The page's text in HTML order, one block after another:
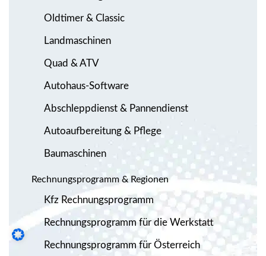
Oldtimer & Classic
Landmaschinen
Quad & ATV
Autohaus-Software
Abschleppdienst & Pannendienst
Autoaufbereitung & Pflege
Baumaschinen
Rechnungsprogramm & Regionen
Kfz Rechnungsprogramm
Rechnungsprogramm für die Werkstatt
Rechnungsprogramm für Österreich